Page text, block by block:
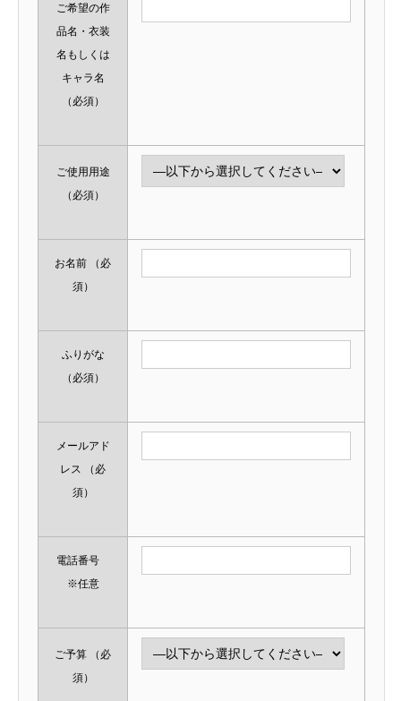
ご希望の作
品名・衣装
名もしくは
キャラ名
（必須）
ご使用用途
（必須）
お名前
（必
須）
ふりがな
（必須）
メールアド
レス
（必
須）
電話番号
※任意
ご予算
（必
須）